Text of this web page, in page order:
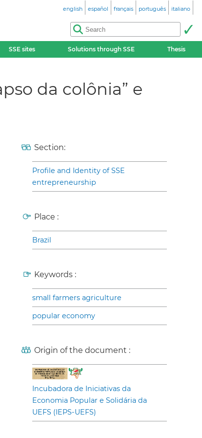
english español français português italiano
SSE sites Solutions through SSE Thesis
da colônia” e
Section:
Profile and Identity of SSE
entrepreneurship
Place :
Brazil
Keywords :
small farmers agriculture
popular economy
Origin of the document :
Incubadora de Iniciativas da
Economia Popular e Solidária da
UEFS (IEPS-UEFS)